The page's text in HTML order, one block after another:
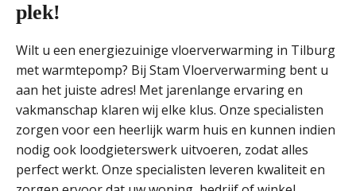
plek!
Wilt u een energiezuinige vloerverwarming in Tilburg
met warmtepomp? Bij Stam Vloerverwarming bent u
aan het juiste adres! Met jarenlange ervaring en
vakmanschap klaren wij elke klus. Onze specialisten
zorgen voor een heerlijk warm huis en kunnen indien
nodig ook loodgieterswerk uitvoeren, zodat alles
perfect werkt. Onze specialisten leveren kwaliteit en